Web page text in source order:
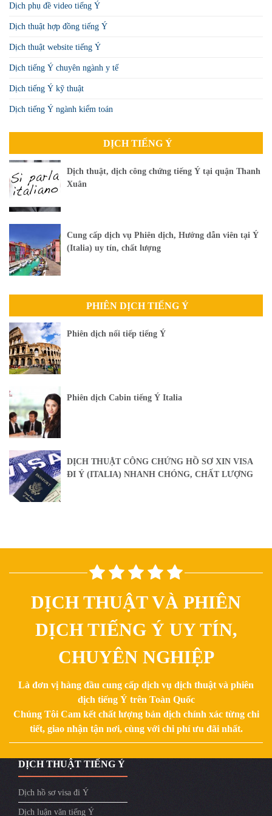
Dịch phụ đề video tiếng Ý
Dịch thuật hợp đồng tiếng Ý
Dịch thuật website tiếng Ý
Dịch tiếng Ý chuyên ngành y tế
Dịch tiếng Ý kỹ thuật
Dịch tiếng Ý ngành kiểm toán
DỊCH TIẾNG Ý
Dịch thuật, dịch công chứng tiếng Ý tại quận Thanh
Xuân
Cung cấp dịch vụ Phiên dịch, Hướng dẫn viên tại Ý
(Italia) uy tín, chất lượng
PHIÊN DỊCH TIẾNG Ý
Phiên dịch nối tiếp tiếng Ý
Phiên dịch Cabin tiếng Ý Italia
DỊCH THUẬT CÔNG CHỨNG HỒ SƠ XIN VISA
ĐI Ý (ITALIA) NHANH CHÓNG, CHẤT LƯỢNG
DỊCH THUẬT VÀ PHIÊN
DỊCH TIẾNG Ý UY TÍN,
CHUYÊN NGHIỆP
Là đơn vị hàng đầu cung cấp dịch vụ dịch thuật và phiên
dịch tiếng Ý trên Toàn Quốc
Chúng Tôi Cam kết chất lượng bản dịch chính xác từng chi
tiết, giao nhận tận nơi, cùng với chi phí ưu đãi nhất.
DỊCH THUẬT TIẾNG Ý
Dịch hồ sơ visa đi Ý
Dịch luận văn tiếng Ý